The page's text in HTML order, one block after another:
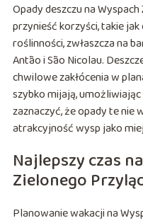
Opady deszczu na
przynieść korzyści, takie
roślinności, zwłaszcza na
Antão i São Nicolau.
chwilowe zakłócenia w
szybko mijają,
zaznaczyć, że opady te nie
atrakcyjność wysp jako
Najlepszy czas
Zielonego
Planowanie wakacji na